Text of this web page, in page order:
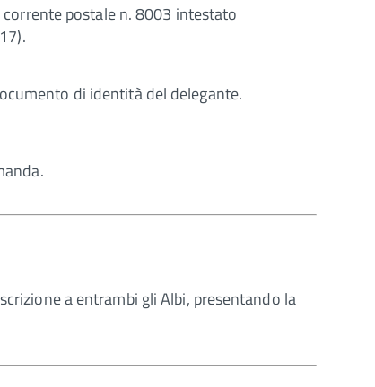
postale n. 8003 intestato
di identità del delegante.
a entrambi gli Albi, presentando la